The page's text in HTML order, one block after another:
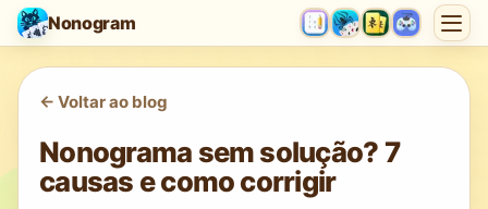
Nonogram
<- Voltar ao blog
Nonograma sem solução? 7
causas e como corrigir